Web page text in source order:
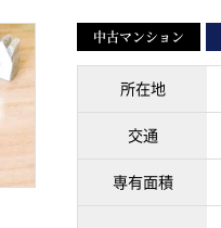
中古マンション
所在地
交通
専有面積